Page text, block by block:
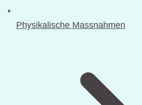
Physikalische Massnahmen